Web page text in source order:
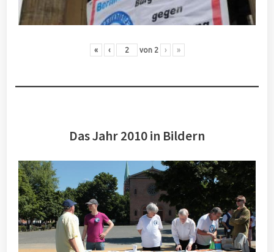
« ‹ von 2 › »
Das Jahr 2010 in Bildern